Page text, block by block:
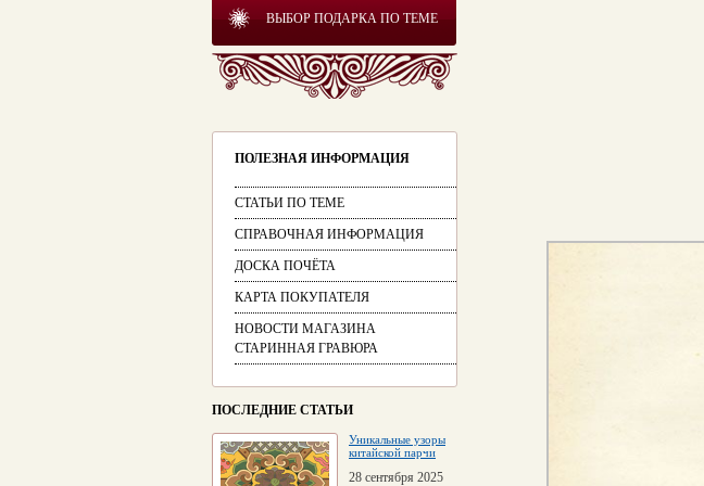
ВЫБОР ПОДАРКА ПО ТЕМЕ
ПОЛЕЗНАЯ ИНФОРМАЦИЯ
СТАТЬИ ПО ТЕМЕ
СПРАВОЧНАЯ ИНФОРМАЦИЯ
ДОСКА ПОЧЁТА
КАРТА ПОКУПАТЕЛЯ
НОВОСТИ МАГАЗИНА
СТАРИННАЯ ГРАВЮРА
ПОСЛЕДНИЕ СТАТЬИ
Уникальные узоры
китайской парчи
28 сентября 2025